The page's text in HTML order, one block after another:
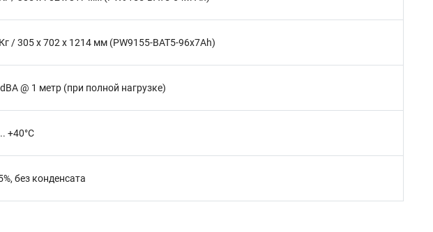
/ 305 x 702 x 1214 мм (PW9155-BAT5-96x7Ah)
@ 1 метр (при полной нагрузке)
+40°C
без конденсата